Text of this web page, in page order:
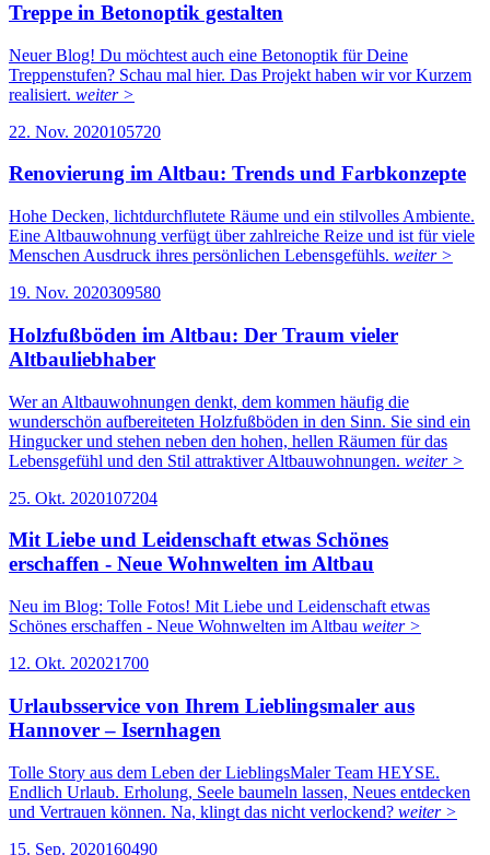
Treppe in Betonoptik gestalten
Neuer Blog! Du möchtest auch eine Betonoptik für Deine
Treppenstufen? Schau mal hier. Das Projekt haben wir vor Kurzem
realisiert. weiter >
22. Nov. 2020105720
Renovierung im Altbau: Trends und Farbkonzepte
Hohe Decken, lichtdurchflutete Räume und ein stilvolles Ambiente.
Eine Altbauwohnung verfügt über zahlreiche Reize und ist für viele
Menschen Ausdruck ihres persönlichen Lebensgefühls. weiter >
19. Nov. 2020309580
Holzfußböden im Altbau: Der Traum vieler
Altbauliebhaber
Wer an Altbauwohnungen denkt, dem kommen häufig die
wunderschön aufbereiteten Holzfußböden in den Sinn. Sie sind ein
Hingucker und stehen neben den hohen, hellen Räumen für das
Lebensgefühl und den Stil attraktiver Altbauwohnungen. weiter >
25. Okt. 2020107204
Mit Liebe und Leidenschaft etwas Schönes
erschaffen - Neue Wohnwelten im Altbau
Neu im Blog: Tolle Fotos! Mit Liebe und Leidenschaft etwas
Schönes erschaffen - Neue Wohnwelten im Altbau weiter >
12. Okt. 202021700
Urlaubsservice von Ihrem Lieblingsmaler aus
Hannover – Isernhagen
Tolle Story aus dem Leben der LieblingsMaler Team HEYSE.
Endlich Urlaub. Erholung, Seele baumeln lassen, Neues entdecken
und Vertrauen können. Na, klingt das nicht verlockend? weiter >
15. Sep. 2020160490